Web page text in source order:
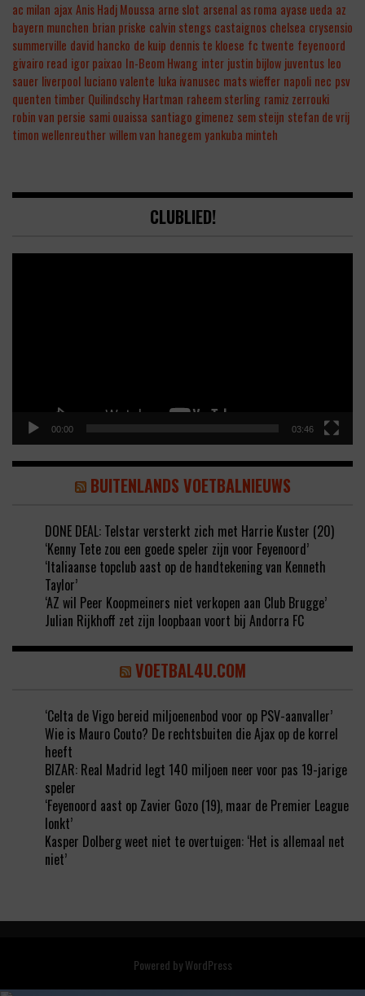
ac milan ajax Anis Hadj Moussa arne slot arsenal as roma ayase ueda az
bayern munchen brian priske calvin stengs castaignos chelsea crysensio
summerville david hancko de kuip dennis te kloese fc twente feyenoord
givairo read igor paixao In-Beom Hwang inter justin bijlow juventus leo
sauer liverpool luciano valente luka ivanusec mats wieffer napoli nec psv
quenten timber Quilindschy Hartman raheem sterling ramiz zerrouki
robin van persie sami ouaissa santiago gimenez sem steijn stefan de vrij
timon wellenreutherwillem van hanegemyankuba minteh
CLUBLIED!
00:00 03:46
BUITENLANDS VOETBALNIEUWS
DONE DEAL: Telstar versterkt zich met Harrie Kuster (20)
‘Kenny Tete zou een goede speler zijn voor Feyenoord’
‘Italiaanse topclub aast op de handtekening van Kenneth
Taylor’
‘AZ wil Peer Koopmeiners niet verkopen aan Club Brugge’
Julian Rijkhoff zet zijn loopbaan voort bij Andorra FC
VOETBAL4U.COM
‘Celta de Vigo bereid miljoenenbod voor op PSV-aanvaller’
Wie is Mauro Couto? De rechtsbuiten die Ajax op de korrel
heeft
BIZAR: Real Madrid legt 140 miljoen neer voor pas 19-jarige
speler
‘Feyenoord aast op Zavier Gozo (19), maar de Premier League
lonkt’
Kasper Dolberg weet niet te overtuigen: ‘Het is allemaal net
niet’
Powered byWordPress